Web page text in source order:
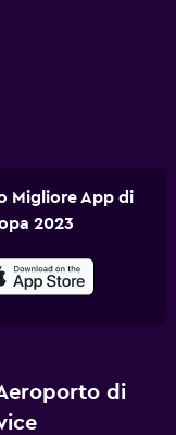
Migliore App di
2023
di